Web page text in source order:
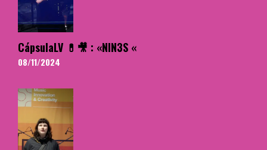
CápsulaLV 💊🎥 : «NIN3S «
08/11/2024